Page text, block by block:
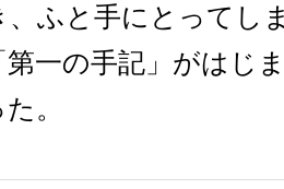
、ふと手にとってし
一の手記」がはじ
。